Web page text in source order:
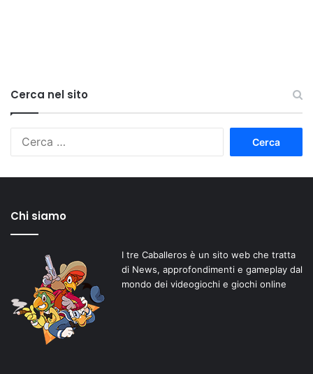
Cerca nel sito
Chi siamo
I tre Caballeros è un sito web che tratta
di News, approfondimenti e gameplay dal
mondo dei videogiochi e giochi online